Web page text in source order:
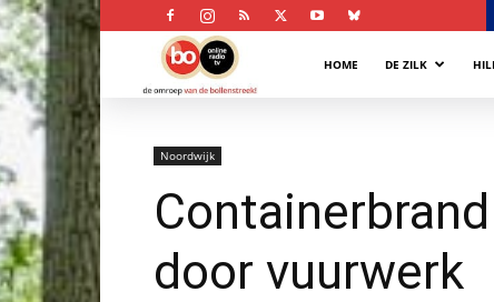
Bollenstreek
HOME DE ZILK
Noordwijk
door vuurwerk